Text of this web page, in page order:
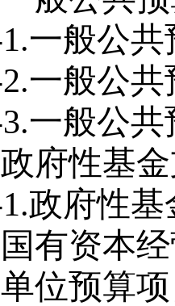
一般公
一般公
一般公共
政府性基
政府性基
国有资本
单位预算